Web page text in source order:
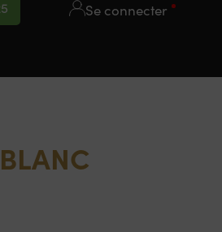
Se connecter